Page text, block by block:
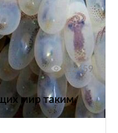
12459
мир таким,